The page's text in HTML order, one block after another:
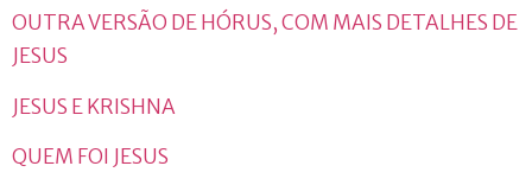
OUTRA VERSÃO DE HÓRUS, COM MAIS DETALHES DE
JESUS
JESUS E KRISHNA
QUEM FOI JESUS